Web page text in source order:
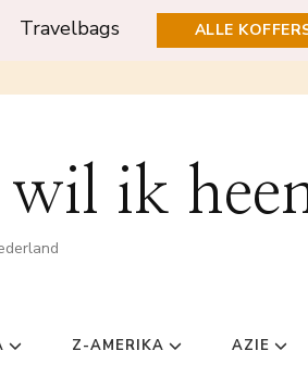
Travelbags ALLE
wil ik
Z-AMERIKA AZIE